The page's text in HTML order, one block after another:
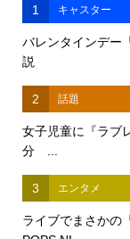
1 キャスター
バレンタインデー
説
2 話題
女子児童に『ラブ
分 ...
3 エンタメ
ライブでまさかの